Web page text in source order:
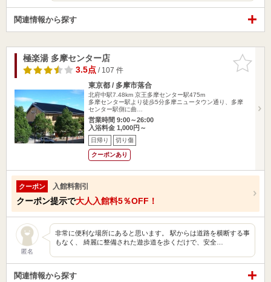
関連情報から探す
お気に入
りに追加
極楽湯 多摩センター店
3.5点/ 107 件
東京都 / 多摩市落合
北府中駅7.48km 京王多摩センター駅475m
多摩センター駅より徒歩5分多摩ニュータウン通り、多摩
センター駅側に曲…
営業時間 9:00～26:00
入浴料金 1,000円～
日帰り 切り傷
クーポンあり
クーポン 入館料割引
クーポン提示で大人入館料5％OFF！
匿名
非常に便利な場所にあると思います。 駅からは道路を横断する事
もなく、 綺麗に整備された遊歩道を歩くだけで、安全…
関連情報から探す